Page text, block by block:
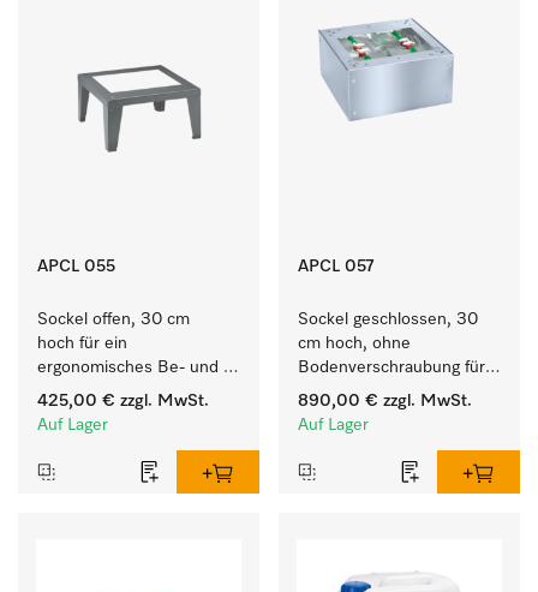
APCL 055
Sockel offen, 30 cm
hoch für ein
ergonomisches Be- und
Entladen von
Waschmaschine und
425,00 € zzgl. MwSt.
Auf Lager
APCL 057
Sockel geschlossen, 30
cm hoch, ohne
Bodenverschraubung für
ein ergonomisches Be-
und Entladen von
Trockner.
890,00 € zzgl. MwSt.
Auf Lager